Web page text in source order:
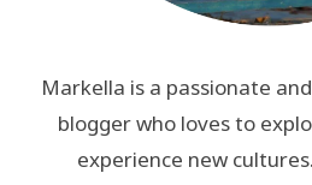
Markella is a passionate
blogger who loves to
experience new